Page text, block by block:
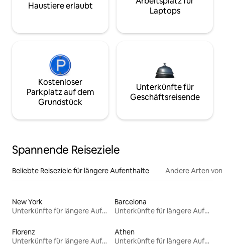
Haustiere erlaubt
Laptops
Kostenloser
Parkplatz auf dem
Grundstück
Unterkünfte für
Geschäftsreisende
Spannende Reiseziele
Beliebte Reiseziele für längere Aufenthalte Andere Arten
New York
Unterkünfte für längere Aufenthalte
Barcelona
Unterkünfte für längere Aufenthalte
Florenz
Unterkünfte für längere Aufenthalte
Athen
Unterkünfte für längere Aufenthalte